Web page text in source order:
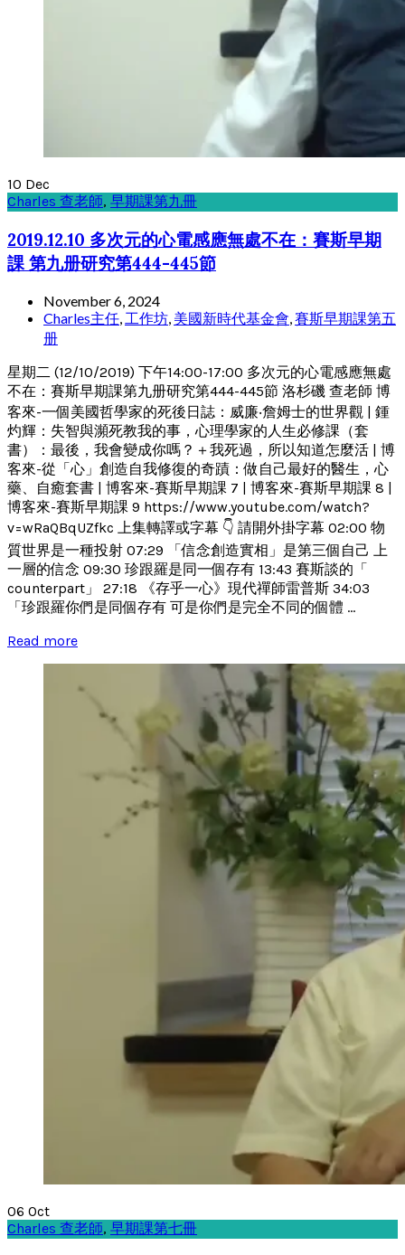
10 Dec
Charles 查老師, 早期課第九冊
2019.12.10 多次元的心電感應無處不在：賽斯早期
課 第九册研究第444-445節
November 6, 2024
Charles主任, 工作坊, 美國新時代基金會,賽斯早期課第五
册
星期二 (12/10/2019) 下午14:00-17:00 多次元的心電感應無處
不在：賽斯早期課第九册研究第444-445節 洛杉磯 查老師 博
客來-一個美國哲學家的死後日誌：威廉‧詹姆士的世界觀 | 鍾
灼輝：失智與瀕死教我的事，心理學家的人生必修課（套
書）：最後，我會變成你嗎？＋我死過，所以知道怎麼活 | 博
客來-從「心」創造自我修復的奇蹟：做自己最好的醫生，心
藥、自癒套書 | 博客來-賽斯早期課 7 | 博客來-賽斯早期課 8 |
博客來-賽斯早期課 9 https://www.youtube.com/watch?
v=wRaQBqUZfkc 上集轉譯或字幕 👇 請開外掛字幕 02:00 物
質世界是一種投射 07:29 「信念創造實相」是第三個自己 上
一層的信念 09:30 珍跟羅是同一個存有 13:43 賽斯談的「
counterpart」 27:18 《存乎一心》現代禪師雷普斯 34:03
「珍跟羅你們是同個存有 可是你們是完全不同的個體 ...
Read more
06 Oct
Charles 查老師, 早期課第七冊